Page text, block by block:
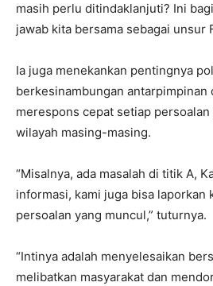
masih perlu ditindaklanjuti? Ini
jawab kita bersama sebagai unsur
Ia juga menekankan pentingnya
berkesinambungan antarpimpinan
merespons cepat setiap
wilayah masing-masing.
“Misalnya, ada masalah di titik A,
informasi, kami juga bisa laporkan
persoalan yang muncul,” tuturnya.
“Intinya adalah menyelesaikan
melibatkan masyarakat dan